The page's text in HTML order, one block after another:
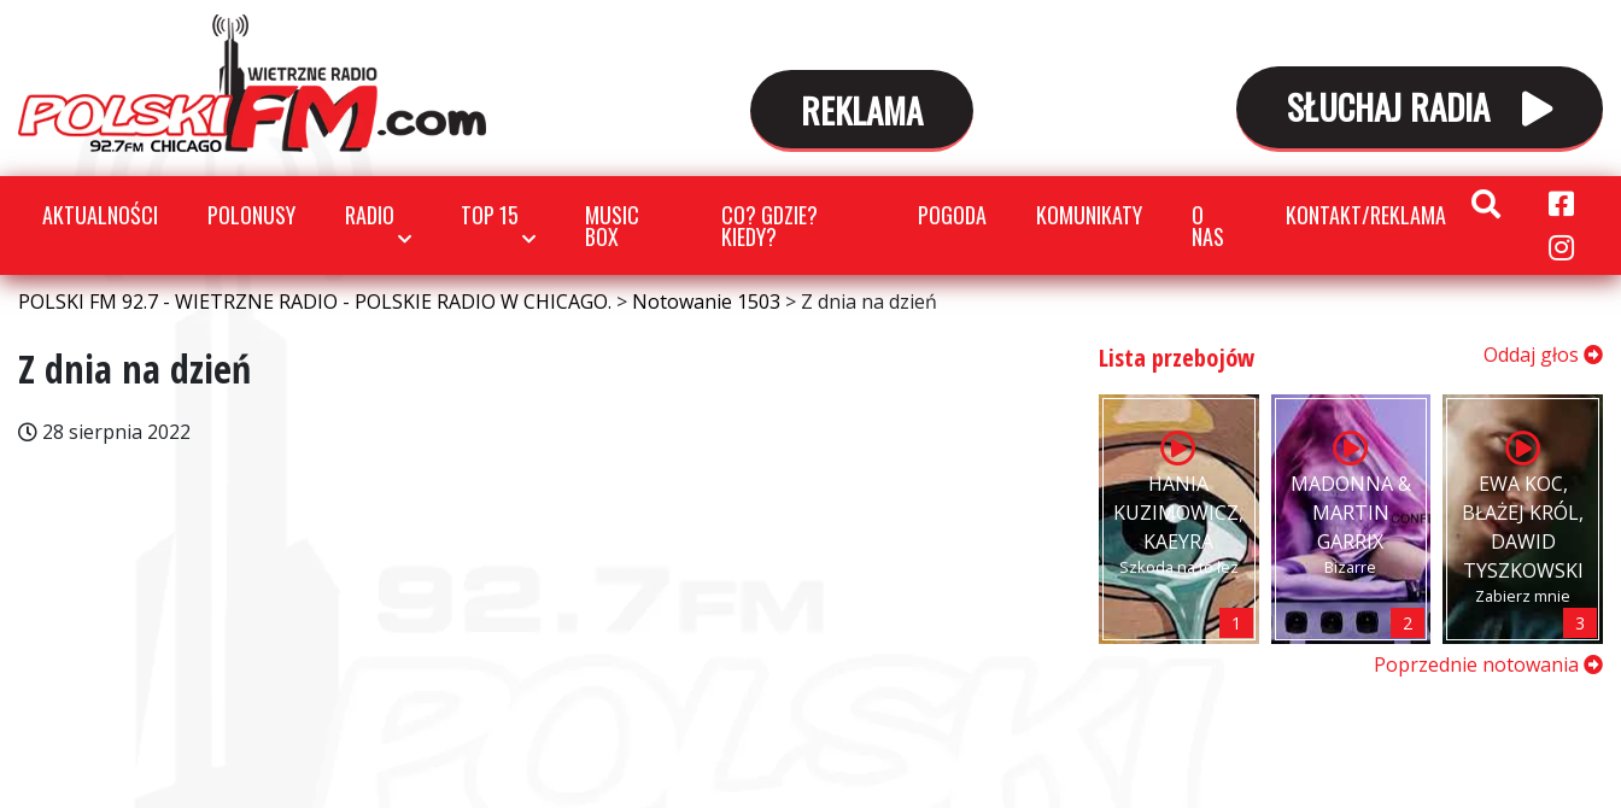
REKLAMA SŁUCHAJ RADIA
AKTUALNOŚCI POLONUSY RADIO TOP 15 MUSIC
BOX
CO? GDZIE?
KIEDY?
POGODA KOMUNIKATY O
NAS
KONTAKT/REKLAMA
POLSKI FM 92.7 - WIETRZNE RADIO - POLSKIE RADIO W CHICAGO.>Notowanie 1503>Z dnia na dzień
Z dnia na dzień
28 sierpnia 2022
Lista przebojów Oddaj głos
HANIA
KUZIMOWICZ,
KAEYRA
Szkoda na to łez
1
MADONNA &
MARTIN
GARRIX
Bizarre
2
EWA KOC,
BŁAŻEJ KRÓL,
DAWID
TYSZKOWSKI
Zabierz mnie
3
Poprzednie notowania